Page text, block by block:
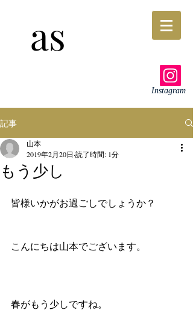
as
Instagram
記事
もう少し
山本
2019年2月20日 読了時間: 1分
皆様いかがお過ごしでしょうか？
こんにちは山本でございます。
春がもう少しですね。